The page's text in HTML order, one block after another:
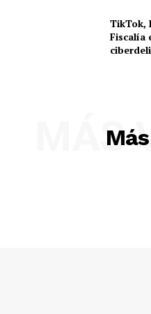
TikTok,
Fiscalía
MÁS